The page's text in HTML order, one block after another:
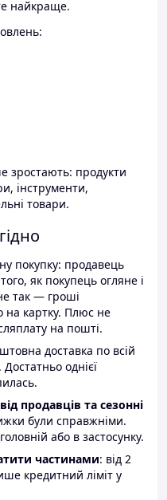
найкраще.
зростають: продукти
інструменти,
товари.
покупку: продавець
як покупець огляне і
так — гроші
на картку. Плюс не
на пошті.
доставка по всій
однієї
від продавців та сезонні
були справжніми.
або в застосунку.
частинами: від 2
кредитний ліміт у